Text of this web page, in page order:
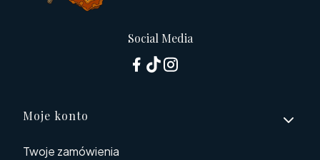
Social Media
Linki w stopce
Moje konto
Twoje zamówienia